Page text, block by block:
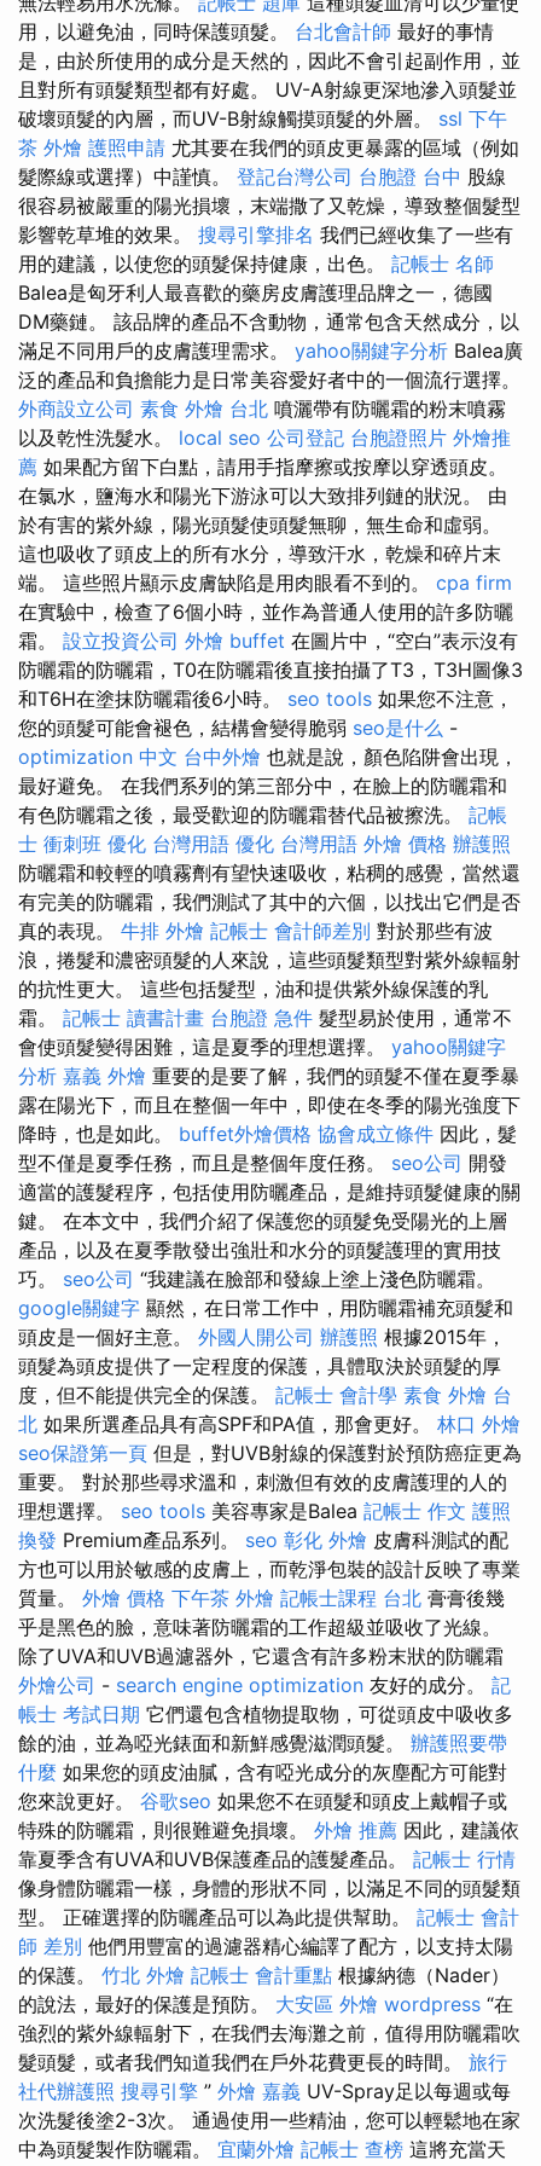
用，以避免油，同時保護頭髮。 台北會計師 最好的事情
是，由於所使用的成分是天然的，因此不會引起副作用，並
且對所有頭髮類型都有好處。 UV-A射線更深地滲入頭髮並
破壞頭髮的內層，而UV-B射線觸摸頭髮的外層。 ssl 下午
茶 外燴 護照申請 尤其要在我們的頭皮更暴露的區域（例如
髮際線或選擇）中謹慎。 登記台灣公司 台胞證 台中 股線
很容易被嚴重的陽光損壞，末端撒了又乾燥，導致整個髮型
影響乾草堆的效果。 搜尋引擎排名 我們已經收集了一些有
用的建議，以使您的頭髮保持健康，出色。 記帳士 名師
Balea是匈牙利人最喜歡的藥房皮膚護理品牌之一，德國
DM藥鏈。 該品牌的產品不含動物，通常包含天然成分，以
滿足不同用戶的皮膚護理需求。 yahoo關鍵字分析 Balea廣
泛的產品和負擔能力是日常美容愛好者中的一個流行選擇。
外商設立公司 素食 外燴 台北 噴灑帶有防曬霜的粉末噴霧
以及乾性洗髮水。 local seo 公司登記 台胞證照片 外燴推
薦 如果配方留下白點，請用手指摩擦或按摩以穿透頭皮。
在氯水，鹽海水和陽光下游泳可以大致排列鏈的狀況。 由
於有害的紫外線，陽光頭髮使頭髮無聊，無生命和虛弱。
這也吸收了頭皮上的所有水分，導致汗水，乾燥和碎片末
端。 這些照片顯示皮膚缺陷是用肉眼看不到的。 cpa firm
在實驗中，檢查了6個小時，並作為普通人使用的許多防曬
霜。 設立投資公司 外燴 buffet 在圖片中，“空白”表示沒有
防曬霜的防曬霜，T0在防曬霜後直接拍攝了T3，T3H圖像3
和T6H在塗抹防曬霜後6小時。 seo tools 如果您不注意，
您的頭髮可能會褪色，結構會變得脆弱 seo是什么 -
optimization 中文 台中外燴 也就是說，顏色陷阱會出現，
最好避免。 在我們系列的第三部分中，在臉上的防曬霜和
有色防曬霜之後，最受歡迎的防曬霜替代品被擦洗。 記帳
士 衝刺班 優化 台灣用語 優化 台灣用語 外燴 價格 辦護照
防曬霜和較輕的噴霧劑有望快速吸收，粘稠的感覺，當然還
有完美的防曬霜，我們測試了其中的六個，以找出它們是否
真的表現。 牛排 外燴 記帳士 會計師差別 對於那些有波
浪，捲髮和濃密頭髮的人來說，這些頭髮類型對紫外線輻射
的抗性更大。 這些包括髮型，油和提供紫外線保護的乳
霜。 記帳士 讀書計畫 台胞證 急件 髮型易於使用，通常不
會使頭髮變得困難，這是夏季的理想選擇。 yahoo關鍵字
分析 嘉義 外燴 重要的是要了解，我們的頭髮不僅在夏季暴
露在陽光下，而且在整個一年中，即使在冬季的陽光強度下
降時，也是如此。 buffet外燴價格 協會成立條件 因此，髮
型不僅是夏季任務，而且是整個年度任務。 seo公司 開發
適當的護髮程序，包括使用防曬產品，是維持頭髮健康的關
鍵。 在本文中，我們介紹了保護您的頭髮免受陽光的上層
產品，以及在夏季散發出強壯和水分的頭髮護理的實用技
巧。 seo公司 “我建議在臉部和發線上塗上淺色防曬霜。
google關鍵字 顯然，在日常工作中，用防曬霜補充頭髮和
頭皮是一個好主意。 外國人開公司 辦護照 根據2015年，
頭髮為頭皮提供了一定程度的保護，具體取決於頭髮的厚
度，但不能提供完全的保護。 記帳士 會計學 素食 外燴 台
北 如果所選產品具有高SPF和PA值，那會更好。 林口 外燴
seo保證第一頁 但是，對UVB射線的保護對於預防癌症更為
重要。 對於那些尋求溫和，刺激但有效的皮膚護理的人的
理想選擇。 seo tools 美容專家是Balea 記帳士 作文 護照
換發 Premium產品系列。 seo 彰化 外燴 皮膚科測試的配
方也可以用於敏感的皮膚上，而乾淨包裝的設計反映了專業
質量。 外燴 價格 下午茶 外燴 記帳士課程 台北 膏膏後幾
乎是黑色的臉，意味著防曬霜的工作超級並吸收了光線。
除了UVA和UVB過濾器外，它還含有許多粉末狀的防曬霜
外燴公司 - search engine optimization 友好的成分。 記
帳士 考試日期 它們還包含植物提取物，可從頭皮中吸收多
餘的油，並為啞光錶面和新鮮感覺滋潤頭髮。 辦護照要帶
什麼 如果您的頭皮油膩，含有啞光成分的灰塵配方可能對
您來說更好。 谷歌seo 如果您不在頭髮和頭皮上戴帽子或
特殊的防曬霜，則很難避免損壞。 外燴 推薦 因此，建議依
靠夏季含有UVA和UVB保護產品的護髮產品。 記帳士 行情
像身體防曬霜一樣，身體的形狀不同，以滿足不同的頭髮類
型。 正確選擇的防曬產品可以為此提供幫助。 記帳士 會計
師 差別 他們用豐富的過濾器精心編譯了配方，以支持太陽
的保護。 竹北 外燴 記帳士 會計重點 根據納德（Nader）
的說法，最好的保護是預防。 大安區 外燴 wordpress “在
強烈的紫外線輻射下，在我們去海灘之前，值得用防曬霜吹
髮頭髮，或者我們知道我們在戶外花費更長的時間。 旅行
社代辦護照 搜尋引擎 ” 外燴 嘉義 UV-Spray足以每週或每
次洗髮後塗2-3次。 通過使用一些精油，您可以輕鬆地在家
中為頭髮製作防曬霜。 宜蘭外燴 記帳士 查榜 這將充當天